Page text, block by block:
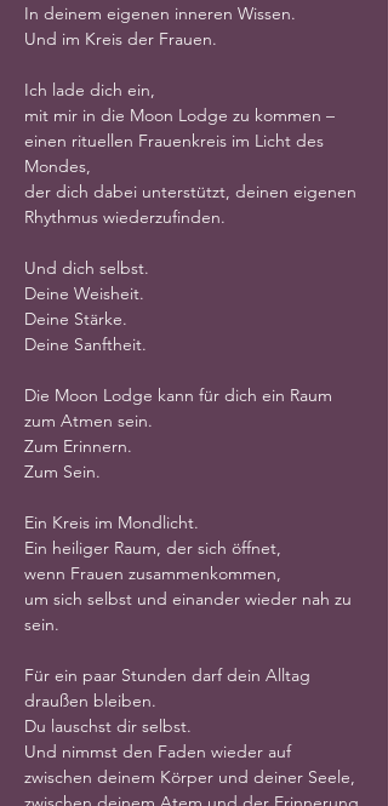
In deinem eigenen inneren Wissen.
Und im Kreis der Frauen.
Ich lade dich ein,
mit mir in die Moon Lodge zu kommen –
einen rituellen Frauenkreis im Licht des
Mondes,
der dich dabei unterstützt, deinen eigenen
Rhythmus wiederzufinden.
Und dich selbst.
Deine Weisheit.
Deine Stärke.
Deine Sanftheit.
Die Moon Lodge kann für dich ein Raum
zum Atmen sein.
Zum Erinnern.
Zum Sein.
Ein Kreis im Mondlicht.
Ein heiliger Raum, der sich öffnet,
wenn Frauen zusammenkommen,
um sich selbst und einander wieder nah zu
sein.
Für ein paar Stunden darf dein Alltag
draußen bleiben.
Du lauschst dir selbst.
Und nimmst den Faden wieder auf
zwischen deinem Körper und deiner Seele,